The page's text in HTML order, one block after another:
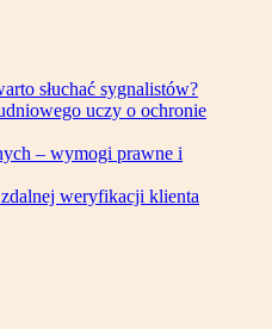
słuchać sygnalistów?
uczy o ochronie
– wymogi prawne i
weryfikacji klienta